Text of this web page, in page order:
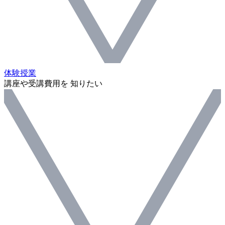
体験授業
講座や受講費用を 知りたい